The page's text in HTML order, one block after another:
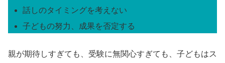
話しのタイミングを考えない
子どもの努力、成果を否定する
親が期待しすぎても、受験に無関心すぎても、子どもはス